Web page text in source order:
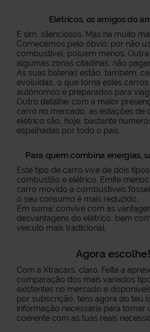
Elétricos, os amigos do
E sim, silenciosos. Mas há muito
Comecemos pelo óbvio: por não
combustível, poluem menos.
algumas zonas citadinas, não
As suas baterias estão, também,
evoluídas, o que torna estes
autónomos e preparados para
Outro detalhe: com a maior
carro no mercado, as estações de
elétrico são, hoje, bastante
espalhadas por todo o país.
Para quem combina energias,
Este tipo de carro vive de dois
combustão e elétrico. Emite
carro movido a combustíveis
o seu consumo é mais reduzido.
Em suma: convive com as
desvantagens do elétrico, bem
veículo mais tradicional.
Agora escolhe!
Com a Xtracars, claro. Feita a
comparação dos mais variados
existentes no mercado e
por subscrição, tens agora do teu
informação necessária para tomar
coerente com as tuas reais